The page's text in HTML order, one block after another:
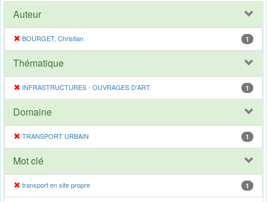
Auteur
BOURGET, Christian 1
Thématique
INFRASTRUCTURES - OUVRAGES D'ART 1
Domaine
TRANSPORT URBAIN 1
Mot clé
transport en site propre 1